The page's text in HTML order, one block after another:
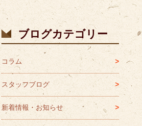
ブログカテゴリー
コラム
スタッフブログ
新着情報・お知らせ